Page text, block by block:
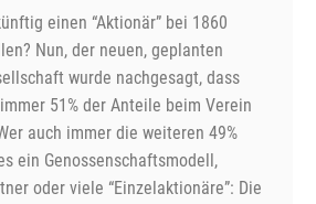
einen “Aktionär” bei 1860
Nun, der neuen, geplanten
wurde nachgesagt, dass
51% der Anteile beim Verein
auch immer die weiteren 49%
ein Genossenschaftsmodell,
oder viele “Einzelaktionäre”: Die